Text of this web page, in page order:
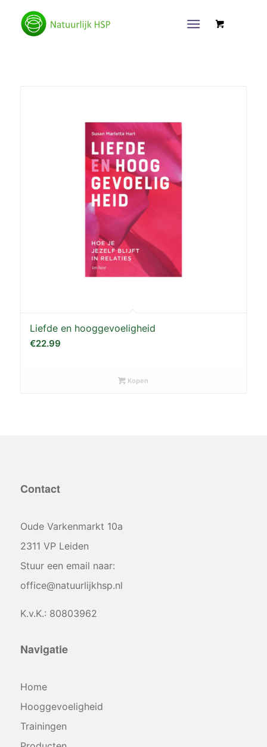
Liefde en hooggevoeligheid
€22.99
Kopen
Contact
Oude Varkenmarkt 10a
2311 VP Leiden
Stuur een email naar:
office@natuurlijkhsp.nl
K.v.K.: 80803962
Navigatie
Home
Hooggevoeligheid
Trainingen